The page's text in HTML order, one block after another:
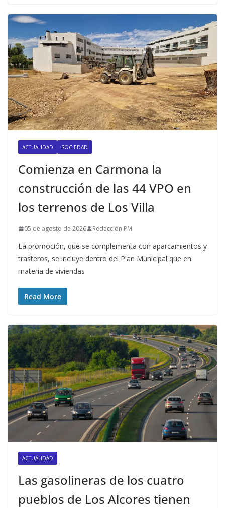
ACTUALIDAD SOCIEDAD
Comienza en Carmona la
construcción de las 44 VPO en
los terrenos de Los Villa
05 de agosto de 2026 Redacción PM
La promoción, que se complementa con aparcamientos y
trasteros, se incluye dentro del Plan Municipal que en
materia de viviendas
Read More
ACTUALIDAD
Las gasolineras de los cuatro
pueblos de Los Alcores tienen